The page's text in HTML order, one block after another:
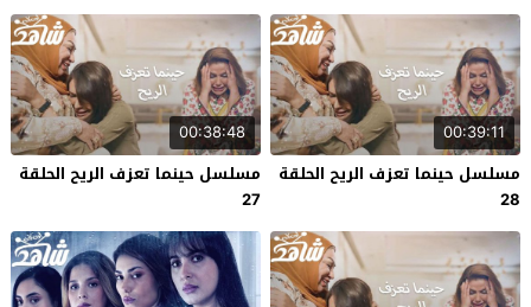
00:39:11
مسلسل حينما تعزف الريح الحلقة
28
00:38:48
مسلسل حينما تعزف الريح الحلقة
27